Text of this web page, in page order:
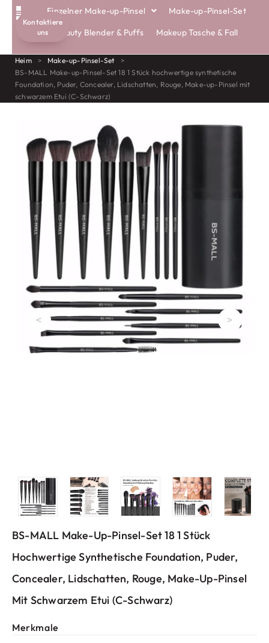
Kontaktiere
uns
Einzelner Make-up-Pinsel
Make-up-Pinsel-Set
Beauty Blender & Puffs
Makeup Tasche & Fall
Heim > Make-up-Pinsel-Set
>
BS-MALL Make-up-Pinsel-Set 18 1 Stück hochwertige synthetische
Foundation, Puder, Concealer, Lidschatten, Rouge, Make-up-Pinsel mit
schwarzem Etui (C-Schwarz)
< >
BS-MALL Make-Up-Pinsel-Set 18 1 Stück
Hochwertige Synthetische Foundation, Puder,
Concealer, Lidschatten, Rouge, Make-Up-Pinsel
Mit Schwarzem Etui (C-Schwarz)
Merkmale